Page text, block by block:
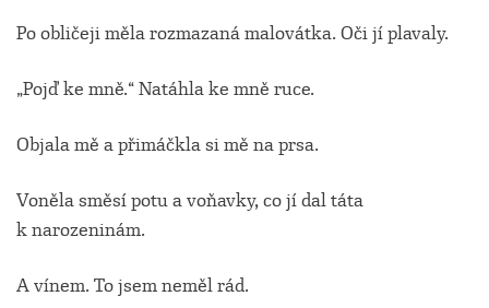
Po obličeji měla rozmazaná malovátka. Oči jí plavaly.
„Pojď ke mně.“ Natáhla ke mně ruce.
Objala mě a přimáčkla si mě na prsa.
Voněla směsí potu a voňavky, co jí dal táta
k narozeninám.
A vínem. To jsem neměl rád.